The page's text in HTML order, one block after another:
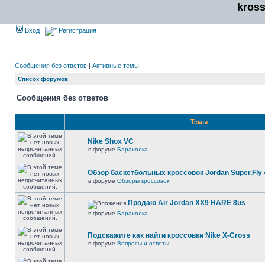
Вход Регистрация
Сообщения без ответов | Активные темы
Список форумов
Сообщения без ответов
Темы
Nike Shox VC
в форуме Барахолка
Обзор баскетбольных кроссовок Jordan Super.Fly
в форуме Обзоры кроссовок
Продаю Air Jordan XX9 HARE 8us
в форуме Барахолка
Подскажите как найти кроссовки Nike X-Cross
в форуме Вопросы и ответы